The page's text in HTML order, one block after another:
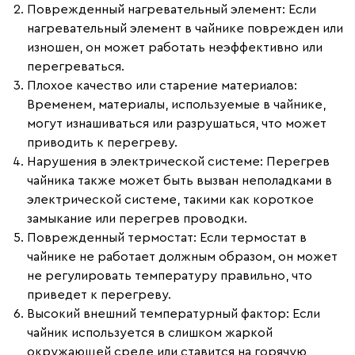
Поврежденный нагревательный элемент: Если
нагревательный элемент в чайнике поврежден или
изношен, он может работать неэффективно или
перегреваться.
Плохое качество или старение материалов:
Временем, материалы, используемые в чайнике,
могут изнашиваться или разрушаться, что может
приводить к перегреву.
Нарушения в электрической системе: Перегрев
чайника также может быть вызван неполадками в
электрической системе, такими как короткое
замыкание или перегрев проводки.
Поврежденный термостат: Если термостат в
чайнике не работает должным образом, он может
не регулировать температуру правильно, что
приведет к перегреву.
Высокий внешний температурный фактор: Если
чайник используется в слишком жаркой
окружающей среде или ставится на горячую